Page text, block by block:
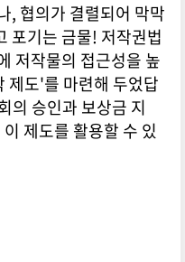
, 협의가 결렬되어 막막
포기는 금물! 저작권법
저작물의 접근성을 높
제도'를 마련해 두었답
의 승인과 보상금 지
제도를 활용할 수 있